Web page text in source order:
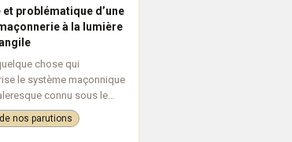
et problématique d’une
à la lumière
chose qui
le système maçonnique
connu sous le
Écossais Rectifié
du Rite du même nom :
nos parutions